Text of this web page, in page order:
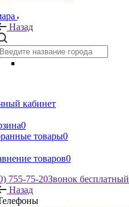
Назад
кабинет
0
товары0
товаров0
755-75-20Звонок
Назад